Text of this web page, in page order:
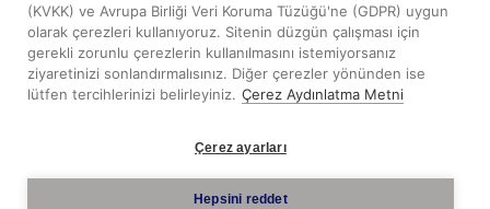
İletişim:maramiro@sentezmedya.com.tr
BIZI TAKIP EDIN
(KVKK) ve Avrupa Birliği Veri Koruma Tüzüğü'ne (GDPR) uygun
olarak çerezleri kullanıyoruz. Sitenin düzgün çalışması için
gerekli zorunlu çerezlerin kullanılmasını istemiyorsanız
ziyaretinizi sonlandırmalısınız. Diğer çerezler yönünden ise
lütfen tercihlerinizi belirleyiniz. Çerez Aydınlatma Metni
Çerez ayarları
Hepsini reddet